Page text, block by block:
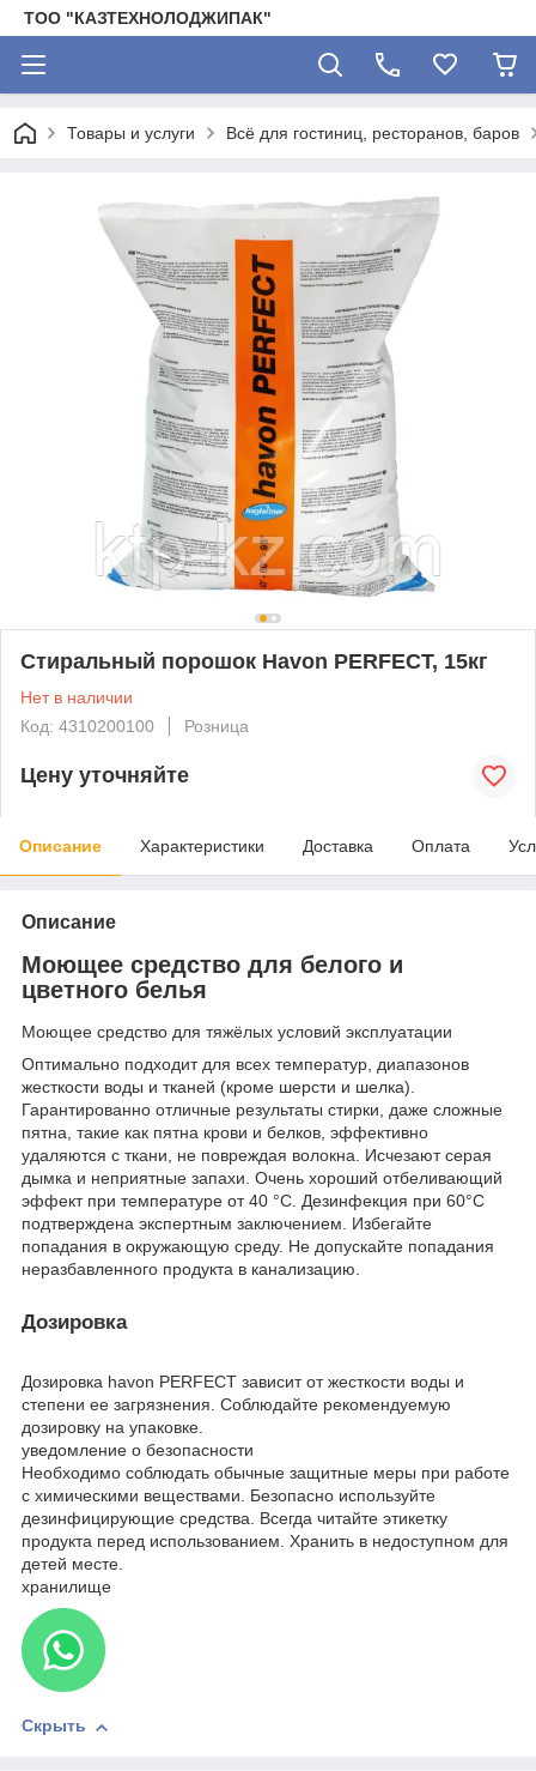
ТОО "КАЗТЕХНОЛОДЖИПАК"
Товары и услуги Всё для гостиниц, ресторанов, баров
Стиральный порошок Havon PERFECT, 15кг
Нет в наличии
Код: 4310200100
Розница
Цену уточняйте
Описание Характеристики Доставка Оплата
Описание
Моющее средство для белого и
цветного белья
Моющее средство для тяжёлых условий эксплуатации
Оптимально подходит для всех температур, диапазонов
жесткости воды и тканей (кроме шерсти и шелка).
Гарантированно отличные результаты стирки, даже сложные
пятна, такие как пятна крови и белков, эффективно
удаляются с ткани, не повреждая волокна. Исчезают серая
дымка и неприятные запахи. Очень хороший отбеливающий
эффект при температуре от 40 °C. Дезинфекция при 60°С
подтверждена экспертным заключением. Избегайте
попадания в окружающую среду. Не допускайте попадания
неразбавленного продукта в канализацию.
Дозировка
Дозировка havon PERFECT зависит от жесткости воды и
степени ее загрязнения. Соблюдайте рекомендуемую
дозировку на упаковке.
уведомление о безопасности
Необходимо соблюдать обычные защитные меры при работе
с химическими веществами. Безопасно используйте
дезинфицирующие средства. Всегда читайте этикетку
продукта перед использованием. Хранить в недоступном для
детей месте.
хранилище
Скрыть